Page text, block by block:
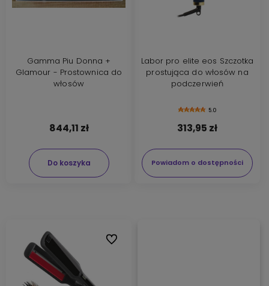
Gamma Piu Donna +
Glamour - Prostownica do
włosów
844,11 zł
Do koszyka
Labor pro elite eos Szczotka
prostująca do włosów na
podczerwień
5.0
313,95 zł
Powiadom o dostępności
Do ulubionych